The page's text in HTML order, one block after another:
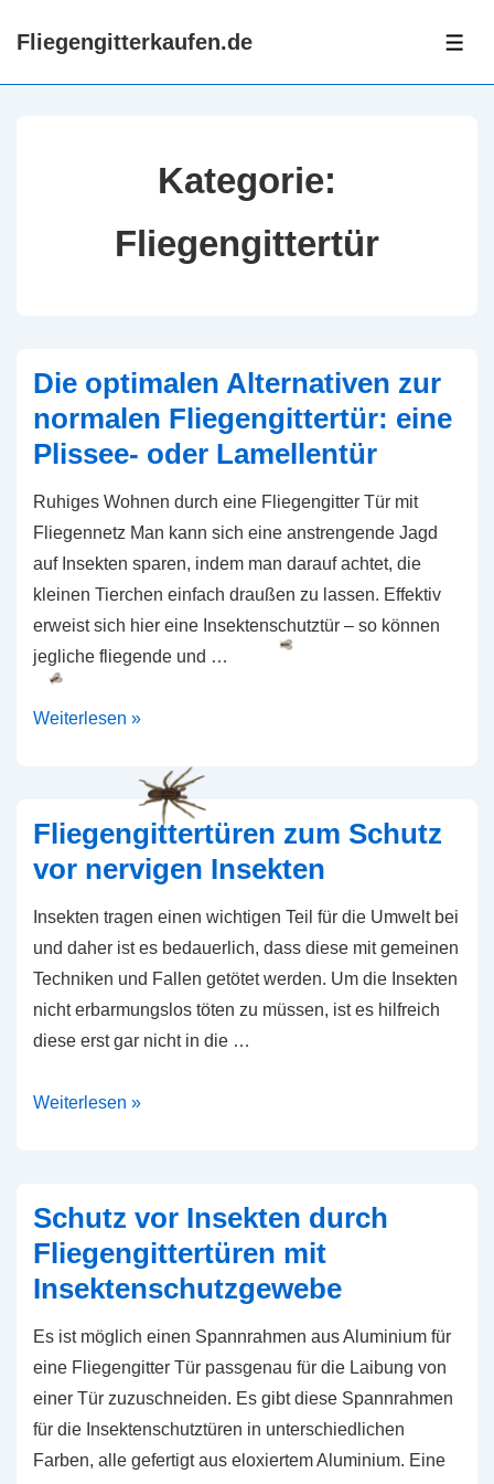
ZumFliegengitterkaufen.de
Kategorie:
Fliegengittertür
Die optimalen Alternativen zur
normalen Fliegengittertür: eine
Plissee- oder Lamellentür
Ruhiges Wohnen durch eine Fliegengitter Tür mit
Fliegennetz Man kann sich eine anstrengende Jagd
auf Insekten sparen, indem man darauf achtet, die
kleinen Tierchen einfach draußen zu lassen. Effektiv
erweist sich hier eine Insektenschutztür – so können
jegliche fliegende und …
Die
normalen
Fliegengittertür:
Weiterlesen »
Fliegengittertüren zum Schutz
vor nervigen Insekten
Insekten tragen einen wichtigen Teil für die Umwelt bei
und daher ist es bedauerlich, dass diese mit gemeinen
Techniken und Fallen getötet werden. Um die Insekten
nicht erbarmungslos töten zu müssen, ist es hilfreich
diese erst gar nicht in die …
Fliegengittertüren
nervigen
Insekten
Weiterlesen »
Schutz vor Insekten durch
Fliegengittertüren mit
Insektenschutzgewebe
Es ist möglich einen Spannrahmen aus Aluminium für
eine Fliegengitter Tür passgenau für die Laibung von
einer Tür zuzuschneiden. Es gibt diese Spannrahmen
für die Insektenschutztüren in unterschiedlichen
Farben, alle gefertigt aus eloxiertem Aluminium. Eine